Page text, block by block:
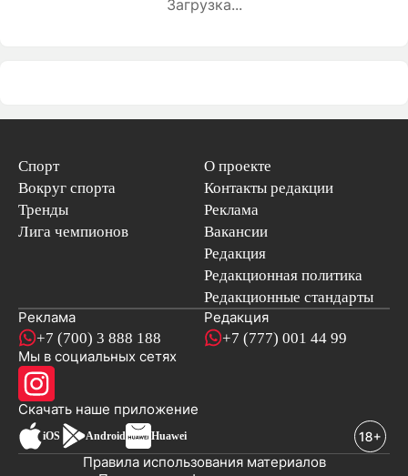
Загрузка...
Спорт
Вокруг спорта
Тренды
Лига чемпионов
О проекте
Контакты редакции
Реклама
Вакансии
Редакция
Редакционная политика
Редакционные стандарты
Реклама
+7 (700) 3 888 188
Редакция
+7 (777) 001 44 99
Мы в социальных сетях
Скачать наше приложениеновостей
iOS Android Huawei
Правила использования материалов